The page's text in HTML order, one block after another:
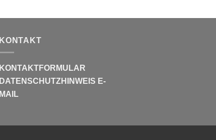
KONTAKT
KONTAKTFORMULAR
DATENSCHUTZHINWEIS E-
MAIL